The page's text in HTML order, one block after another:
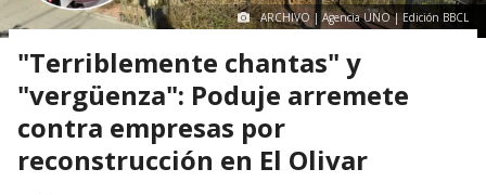
ARCHIVO | Agencia UNO | Edición BBCL
"Terriblemente chantas" y
"vergüenza": Poduje arremete
contra empresas por
reconstrucción en El Olivar